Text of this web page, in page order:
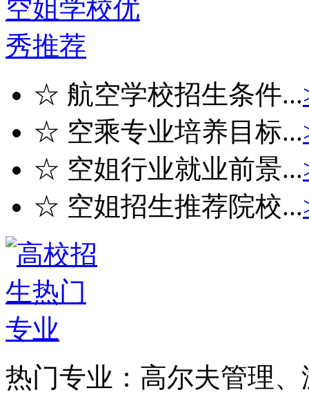
☆ 航空学校招生条件...
☆ 空乘专业培养目标...
☆ 空姐行业就业前景...
☆ 空姐招生推荐院校...
热门专业： 高尔夫管理